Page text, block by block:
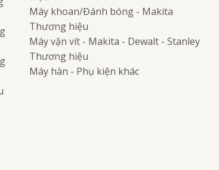
Máy khoan/Đánh bóng - Makita
Thương hiệu
Máy vặn vít - Makita - Dewalt - Stanley
Thương hiệu
Máy hàn - Phụ kiện khác